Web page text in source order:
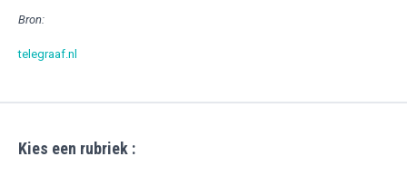
Bron:
telegraaf.nl
Kies een rubriek :